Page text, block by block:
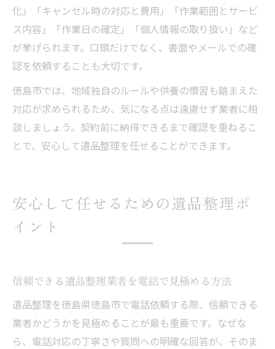
化」「キャンセル時の対応と費用」「作業範囲とサービ
ス内容」「作業日の確定」「個人情報の取り扱い」など
が挙げられます。口頭だけでなく、書面やメールでの確
認を依頼することも大切です。
徳島市では、地域独自のルールや供養の慣習も踏まえた
対応が求められるため、気になる点は遠慮せず業者に相
談しましょう。契約前に納得できるまで確認を重ねるこ
とで、安心して遺品整理を任せることができます。
安心して任せるための遺品整理ポ
イント
信頼できる遺品整理業者を電話で見極める方法
遺品整理を徳島県徳島市で電話依頼する際、信頼できる
業者かどうかを見極めることが最も重要です。なぜな
ら、電話対応の丁寧さや質問への明確な回答が、そのま